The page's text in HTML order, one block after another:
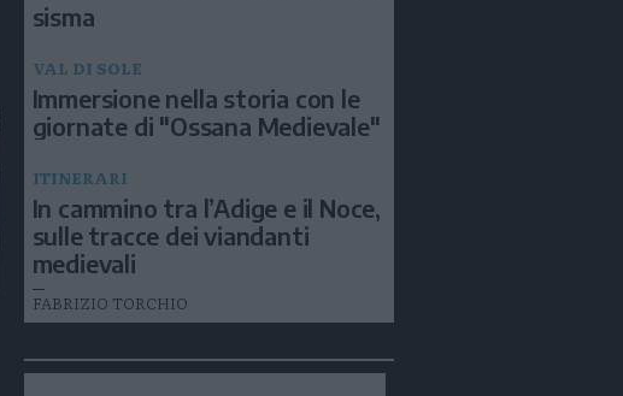
sisma
VAL DI SOLE
Immersione nella storia con le
giornate di "Ossana Medievale"
ITINERARI
In cammino tra l’Adige e il Noce,
sulle tracce dei viandanti
medievali
FABRIZIO TORCHIO